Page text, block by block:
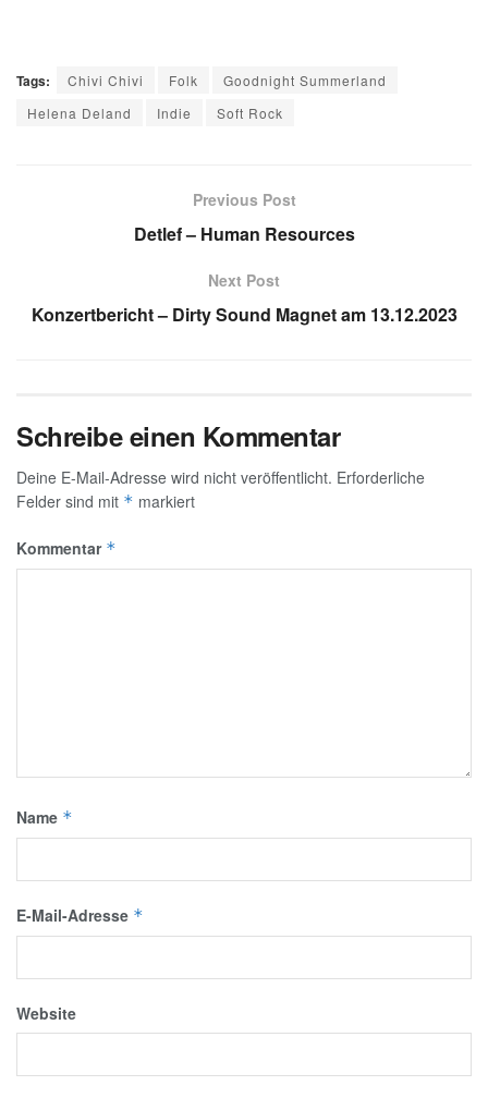
Tags: Chivi Chivi Folk
Goodnight Summerland
Helena Deland
Indie Soft Rock
Previous Post
Detlef – Human Resources
Next Post
Konzertbericht – Dirty Sound Magnet am 13.12.2023
Schreibe einen Kommentar
Deine E-Mail-Adresse wird nicht veröffentlicht. Erforderliche
Felder sind mit * markiert
Kommentar *
Name *
E-Mail-Adresse *
Website